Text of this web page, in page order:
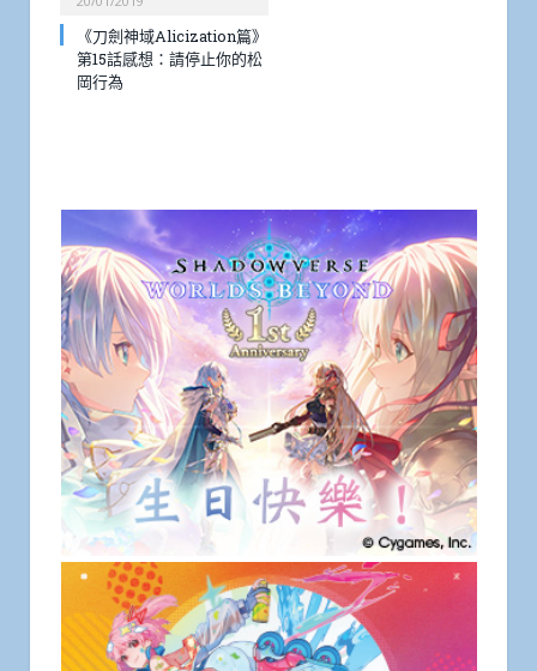
《刀劍神域Alicization篇》
第15話感想：請停止你的松
岡行為